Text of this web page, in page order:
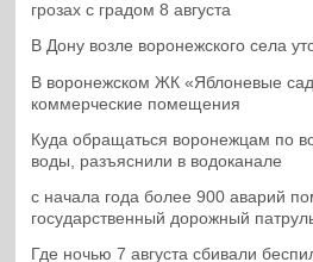
грозах с градом 8 августа
В Дону возле воронежского села
В воронежском ЖК «Яблоневые
коммерческие помещения
Куда обращаться воронежцам по
воды, разъяснили в водоканале
с начала года более 900 аварий
государственный дорожный
Где ночью 7 августа сбивали